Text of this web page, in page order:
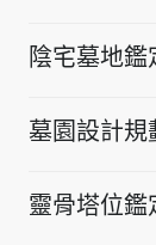
陰宅墓地鑑
墓園設計規
靈骨塔位鑑